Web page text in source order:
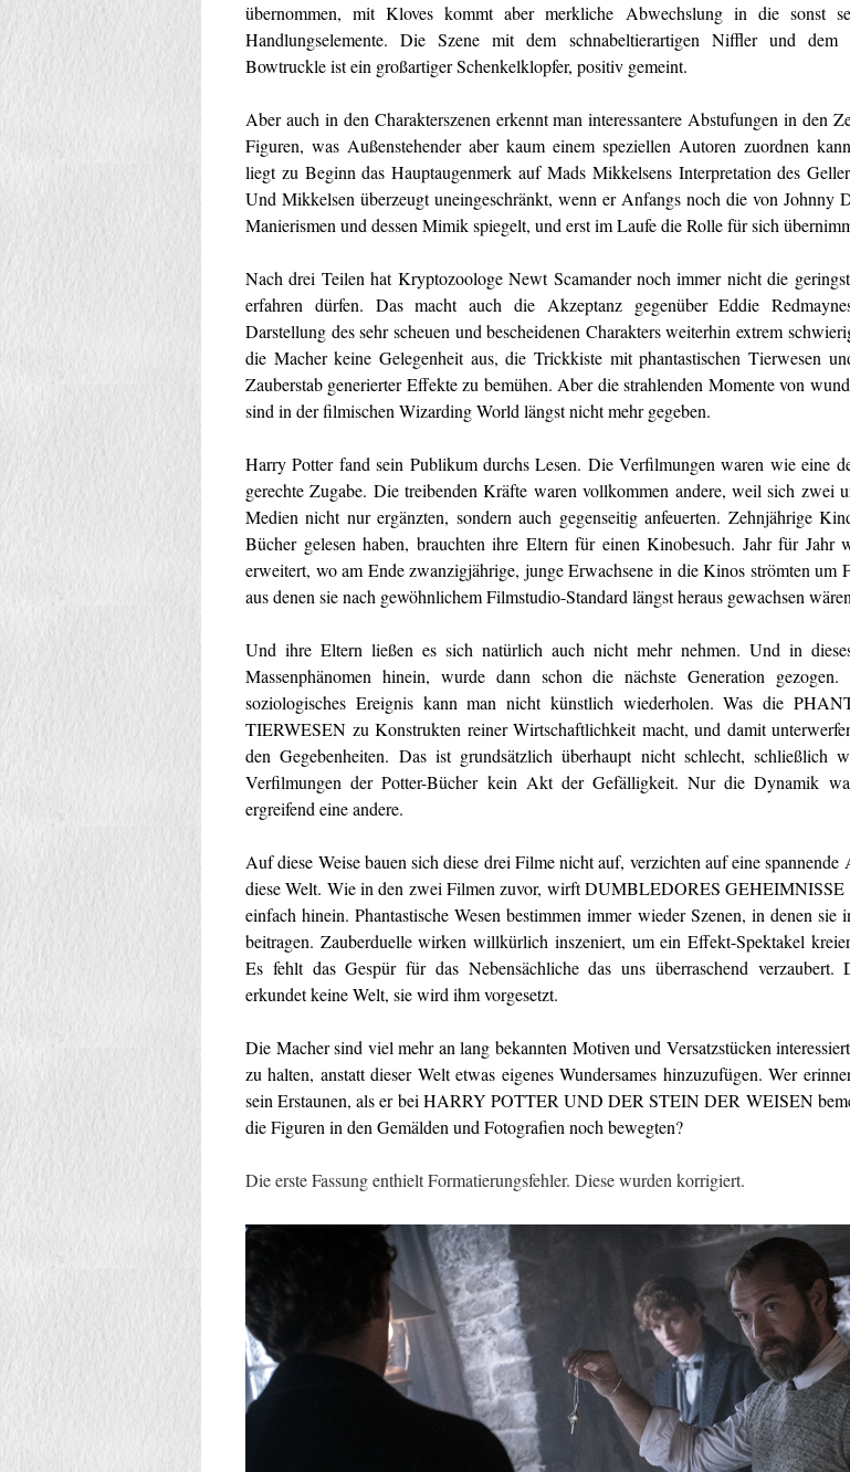
übernommen, mit Kloves kommt aber merkliche Abwechslung in die sonst
Handlungselemente. Die Szene mit dem schnabeltierartigen Niffler und dem
Bowtruckle ist ein großartiger Schenkelklopfer, positiv gemeint.
Aber auch in den Charakterszenen erkennt man interessantere Abstufungen in den
Figuren, was Außenstehender aber kaum einem speziellen Autoren zuordnen
liegt zu Beginn das Hauptaugenmerk auf Mads Mikkelsens Interpretation des
Und Mikkelsen überzeugt uneingeschränkt, wenn er Anfangs noch die von Johnny
Manierismen und dessen Mimik spiegelt, und erst im Laufe die Rolle für sich
Nach drei Teilen hat Kryptozoologe Newt Scamander noch immer nicht die
erfahren dürfen. Das macht auch die Akzeptanz gegenüber Eddie
Darstellung des sehr scheuen und bescheidenen Charakters weiterhin extrem
die Macher keine Gelegenheit aus, die Trickkiste mit phantastischen Tierwesen
Zauberstab generierter Effekte zu bemühen. Aber die strahlenden Momente von
sind in der filmischen Wizarding World längst nicht mehr gegeben.
Harry Potter fand sein Publikum durchs Lesen. Die Verfilmungen waren wie eine
gerechte Zugabe. Die treibenden Kräfte waren vollkommen andere, weil sich zwei
Medien nicht nur ergänzten, sondern auch gegenseitig anfeuerten. Zehnjährige
Bücher gelesen haben, brauchten ihre Eltern für einen Kinobesuch. Jahr für Jahr
erweitert, wo am Ende zwanzigjährige, junge Erwachsene in die Kinos strömten um
aus denen sie nach gewöhnlichem Filmstudio-Standard längst heraus gewachsen
Und ihre Eltern ließen es sich natürlich auch nicht mehr nehmen. Und in
Massenphänomen hinein, wurde dann schon die nächste Generation gezogen.
soziologisches Ereignis kann man nicht künstlich wiederholen. Was die
TIERWESEN zu Konstrukten reiner Wirtschaftlichkeit macht, und damit
den Gegebenheiten. Das ist grundsätzlich überhaupt nicht schlecht, schließlich
Verfilmungen der Potter-Bücher kein Akt der Gefälligkeit. Nur die Dynamik
ergreifend eine andere.
Auf diese Weise bauen sich diese drei Filme nicht auf, verzichten auf eine spannende
diese Welt. Wie in den zwei Filmen zuvor, wirft DUMBLEDORES GEHEIMNISSE
einfach hinein. Phantastische Wesen bestimmen immer wieder Szenen, in denen sie
beitragen. Zauberduelle wirken willkürlich inszeniert, um ein Effekt-Spektakel
Es fehlt das Gespür für das Nebensächliche das uns überraschend verzaubert.
erkundet keine Welt, sie wird ihm vorgesetzt.
Die Macher sind viel mehr an lang bekannten Motiven und Versatzstücken
zu halten, anstatt dieser Welt etwas eigenes Wundersames hinzuzufügen. Wer
sein Erstaunen, als er bei HARRY POTTER UND DER STEIN DER WEISEN
die Figuren in den Gemälden und Fotografien noch bewegten?
Die erste Fassung enthielt Formatierungsfehler. Diese wurden korrigiert.